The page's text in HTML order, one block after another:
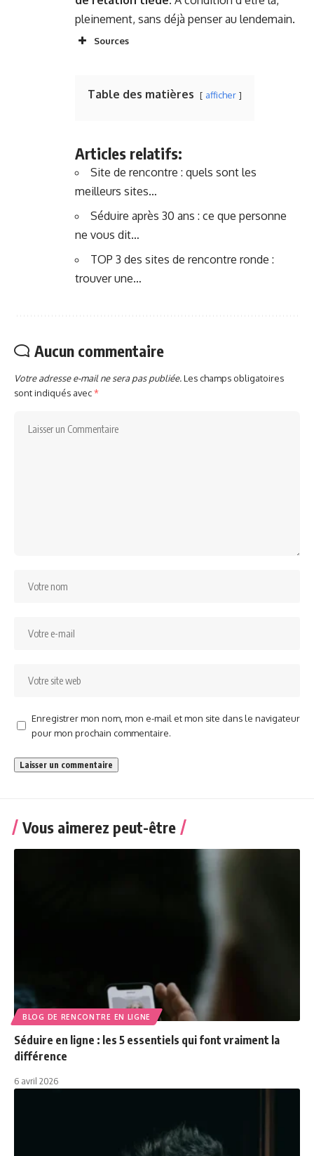
pleinement, sans déjà penser au lendemain.
Sources
Table des matières afficher
Articles relatifs:
Site de rencontre : quels sont les
meilleurs sites…
Séduire après 30 ans : ce que personne
ne vous dit…
TOP 3 des sites de rencontre ronde :
trouver une…
Aucun commentaire
Votre adresse e-mail ne sera pas publiée.Les champs obligatoires
sont indiqués avec*
Enregistrer mon nom, mon e-mail et mon site dans le navigateur
pour mon prochain commentaire.
Vous aimerez peut-être
BLOG DE RENCONTRE EN LIGNE
Séduire en ligne : les 5 essentiels qui font vraiment la
différence
6 avril 2026